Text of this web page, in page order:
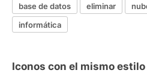
base de datos eliminar
informática
Iconos con el mismo